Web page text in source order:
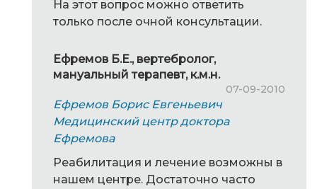
На этот вопрос можно ответить
только после очной консультации.
Ефремов Б.Е., вертебролог,
мануальный терапевт, к.м.н.
07-09-2010
Ефремов Борис Евгеньевич
Медицинский центр доктора
Ефремова
Реабилитация и лечение возможны в
нашем центре. Достаточно часто